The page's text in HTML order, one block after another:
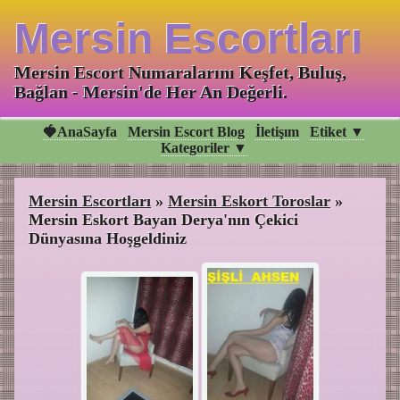
Mersin Escortları
Mersin Escort Numaralarını Keşfet, Buluş,
Bağlan - Mersin'de Her An Değerli.
🍓AnaSayfa Mersin Escort Blog İletişım
Etiket ▼
Kategoriler ▼
Mersin Escortları » Mersin Eskort Toroslar »
Mersin Eskort Bayan Derya'nın Çekici
Dünyasına Hoşgeldiniz